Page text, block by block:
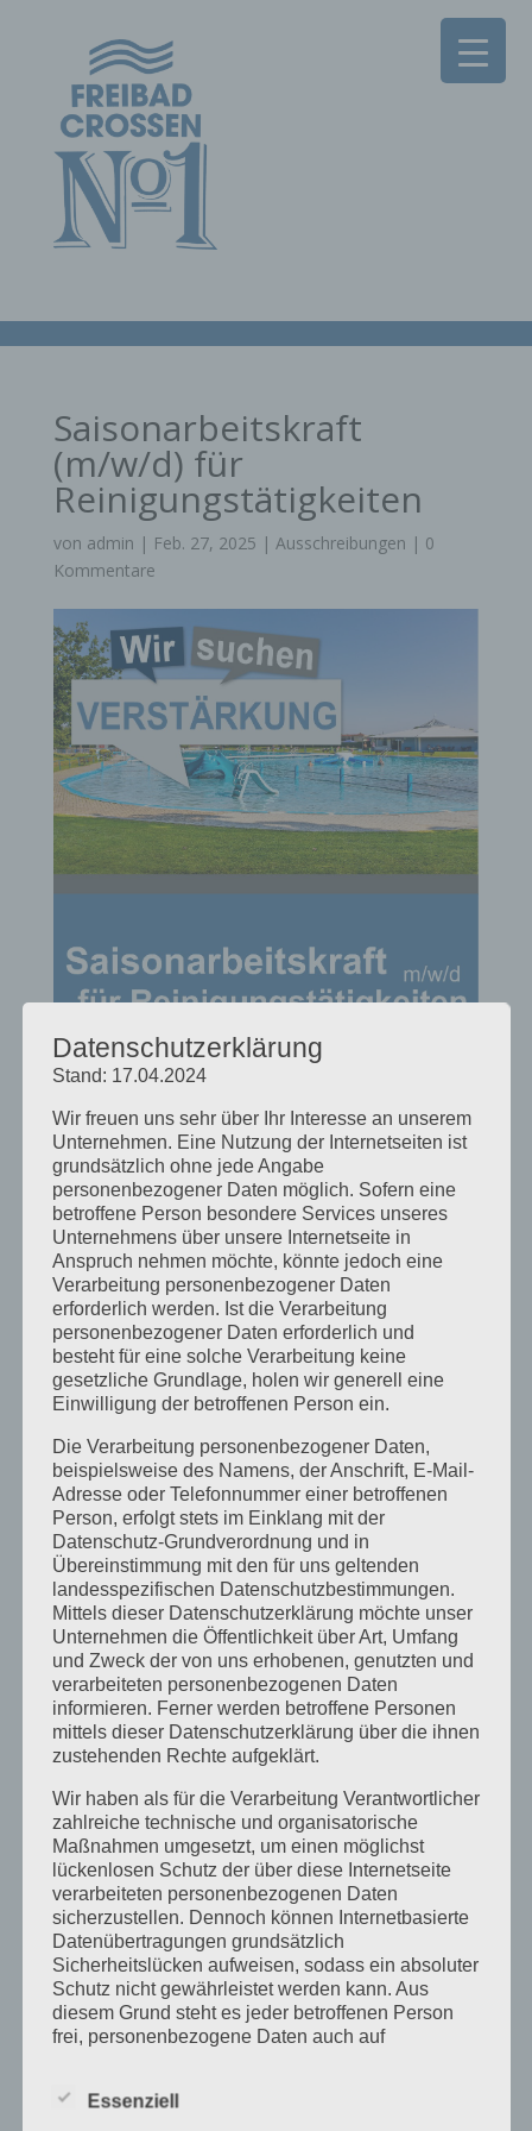
Saisonarbeitskraft
(m/w/d) für
Reinigungstätigkeiten
von admin | Feb. 27, 2025 | Ausschreibungen | 0
Kommentare
Folgendes interessante Aufgabengebiet wartet
u.a. auf Sie:
Unterhaltungsreinigung und Desinfektion der
Umkleiden und sanitären Anlagen
vor oder nach dem Badebetrieb
Reinigungsmaschine
Mithilfe bei der Pflege und Reinigung des
Betriebsgeländes
Gesucht wird eine Persönlichkeit mit:
Zuverlässigkeit, Verantwortungsbewusstsein und
selbstständigem Arbeiten
freundlichem, dienstleistungsorientiertem und
sicherem Auftreten
der Bereitschaft zu Wochenend-, Feiertags- und
Sie sind offen für einen saisonalen Einsatz – ideal
auch für Rentner*innen!
Sind Sie interessiert?
Dann melden Sie sich bei uns unter folgenden
Kontaktmöglichkeiten!
Postanschrift
Förderverein Freibad Crossen e.V.
08058 Zwickau
Datenschutzerklärung
Stand: 17.04.2024
Wir freuen uns sehr über Ihr Interesse an unserem
Unternehmen. Eine Nutzung der Internetseiten ist
grundsätzlich ohne jede Angabe
personenbezogener Daten möglich. Sofern eine
betroffene Person besondere Services unseres
Unternehmens über unsere Internetseite in
Anspruch nehmen möchte, könnte jedoch eine
Verarbeitung personenbezogener Daten
erforderlich werden. Ist die Verarbeitung
personenbezogener Daten erforderlich und
besteht für eine solche Verarbeitung keine
gesetzliche Grundlage, holen wir generell eine
Einwilligung der betroffenen Person ein.
Die Verarbeitung personenbezogener Daten,
beispielsweise des Namens, der Anschrift, E-Mail-
Adresse oder Telefonnummer einer betroffenen
Person, erfolgt stets im Einklang mit der
Datenschutz-Grundverordnung und in
Übereinstimmung mit den für uns geltenden
landesspezifischen Datenschutzbestimmungen.
Mittels dieser Datenschutzerklärung möchte unser
Unternehmen die Öffentlichkeit über Art, Umfang
und Zweck der von uns erhobenen, genutzten und
verarbeiteten personenbezogenen Daten
informieren. Ferner werden betroffene Personen
mittels dieser Datenschutzerklärung über die ihnen
zustehenden Rechte aufgeklärt.
Wir haben als für die Verarbeitung Verantwortlicher
zahlreiche technische und organisatorische
Maßnahmen umgesetzt, um einen möglichst
lückenlosen Schutz der über diese Internetseite
verarbeiteten personenbezogenen Daten
sicherzustellen. Dennoch können Internetbasierte
Datenübertragungen grundsätzlich
Sicherheitslücken aufweisen, sodass ein absoluter
Schutz nicht gewährleistet werden kann. Aus
diesem Grund steht es jeder betroffenen Person
frei, personenbezogene Daten auch auf
Essenziell